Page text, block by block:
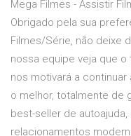
Mega Filmes - Assistir
Obrigado pela sua
Filmes/Série, não deixe
nossa equipe veja que
nos motivará a
o melhor, totalmente de
best-seller de
relacionamentos